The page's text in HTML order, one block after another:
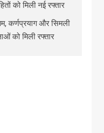
को मिली नई रफ्तार
कर्णप्रयाग और सिमली
को मिली रफ्तार